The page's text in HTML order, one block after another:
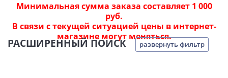
Минимальная сумма заказа составляет 1 000
руб.
В связи с текущей ситуацией цены в интернет-
магазине могут меняться.
РАСШИРЕННЫЙ ПОИСК развернуть фильтр